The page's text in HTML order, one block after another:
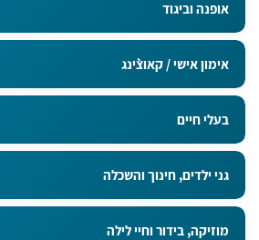
אופנה וביגוד
אימון אישי / קאוצ`ינג
בעלי חיים
גני ילדים, חינוך והשכלה
מוזיקה, בידור וחיי לילה